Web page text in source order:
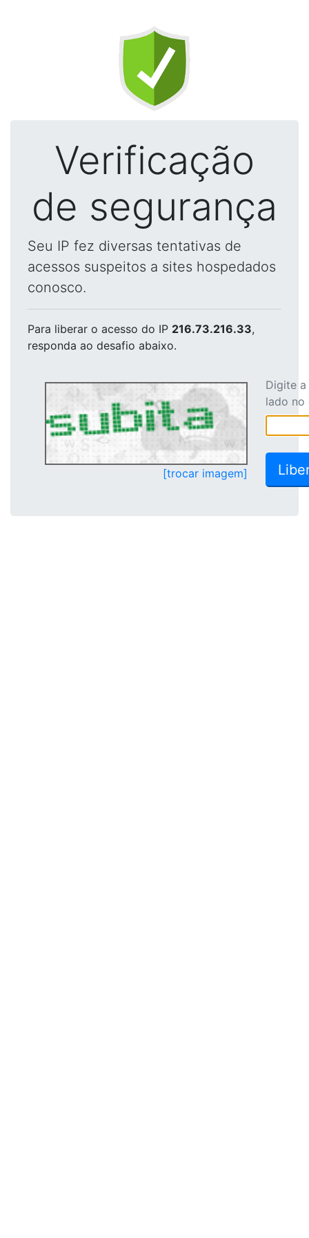
Verificação
de segurança
Seu IP fez diversas tentativas de
acessos suspeitos a sites hospedados
conosco.
Para liberar o acesso do IP 216.73.216.33,
responda ao desafio abaixo.
[trocar imagem]
Digite
lado no